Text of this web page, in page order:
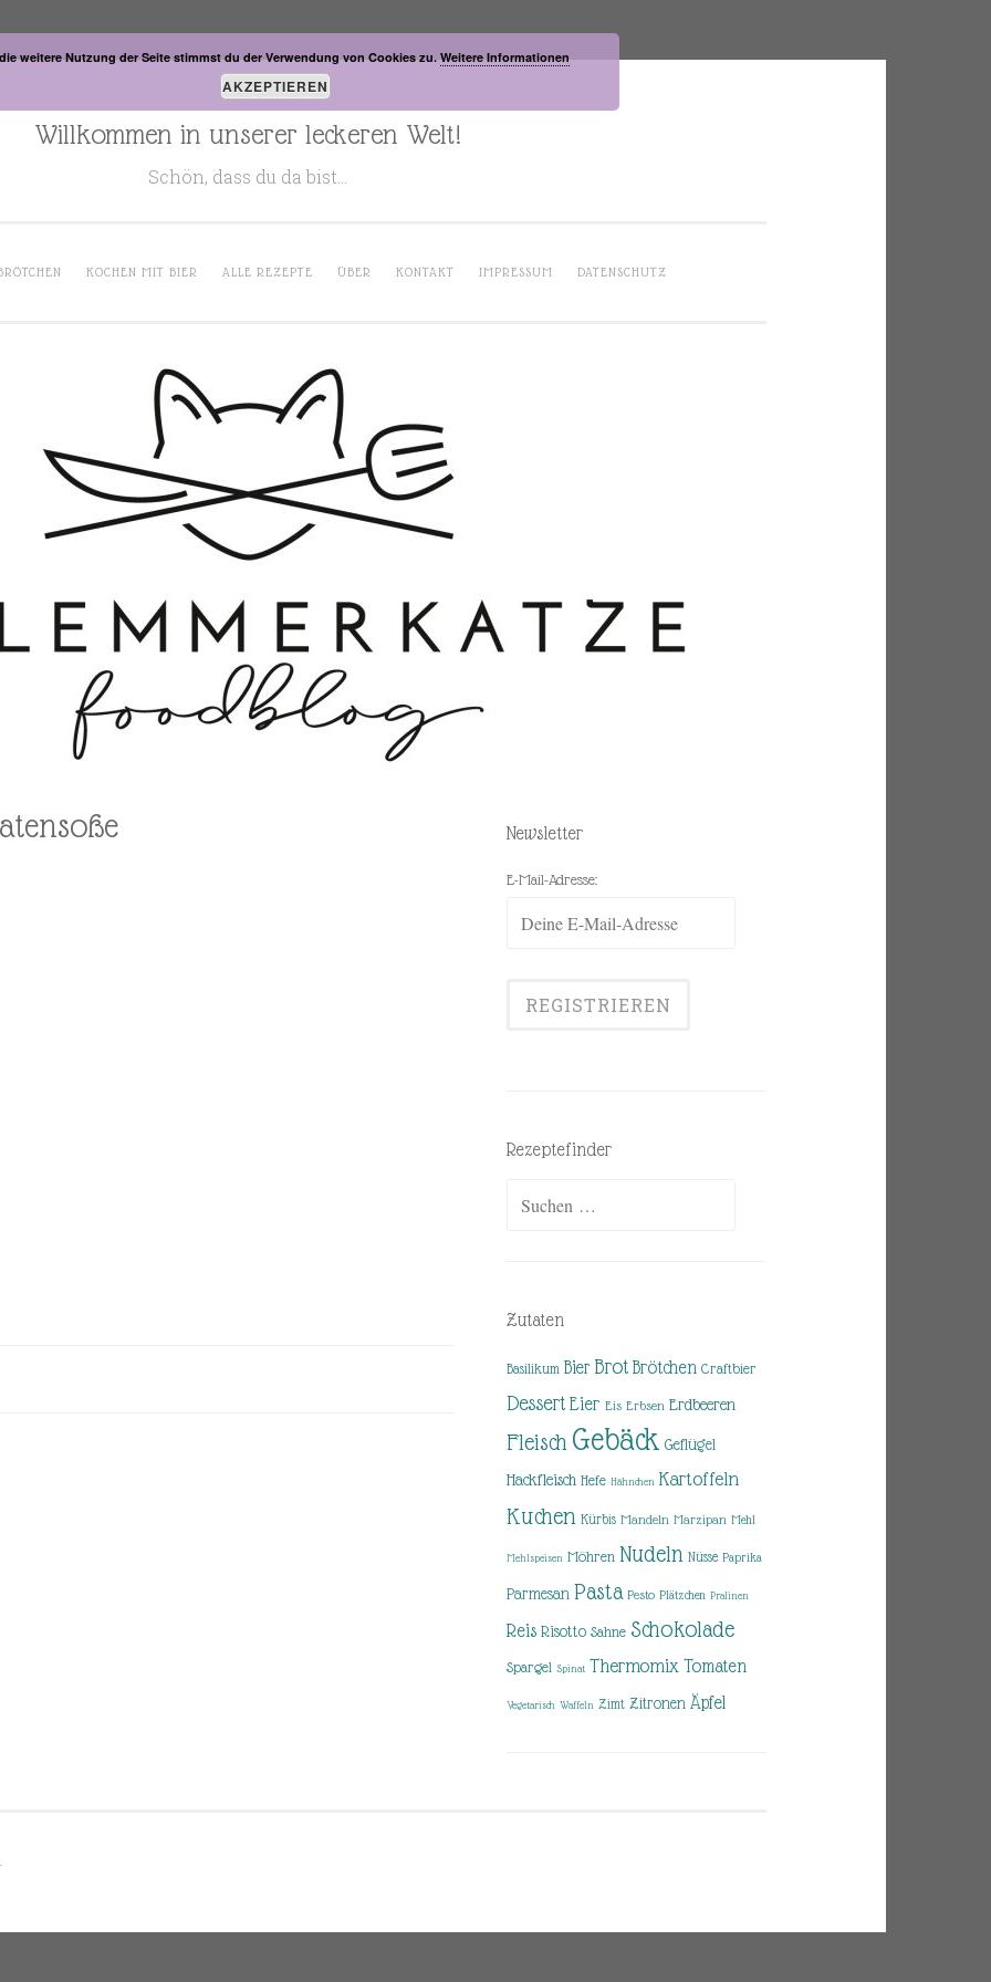
Willkommen in unserer leckeren Welt!
Schön, dass du da bist…
KOCHEN MIT BIER ALLE REZEPTE ÜBER KONTAKT IMPRESSUM DATENSCHUTZ
Newsletter
E-Mail-Adresse:
Rezeptefinder
Zutaten
Basilikum Bier Brot Brötchen Craftbier
Dessert Eier Eis Erbsen Erdbeeren
Fleisch Gebäck Geflügel
Hackfleisch Hefe Hähnchen Kartoffeln
Kuchen Kürbis Mandeln Marzipan Mehl
Mehlspeisen Möhren Nudeln Nüsse Paprika
Parmesan Pasta Pesto Plätzchen Pralinen
Reis Risotto Sahne Schokolade
Spargel Spinat Thermomix Tomaten
Vegetarisch Waffeln Zimt Zitronen Äpfel
weitere Nutzung der Seite stimmst du der Verwendung von Cookies zu. Weitere Informationen
AKZEPTIEREN